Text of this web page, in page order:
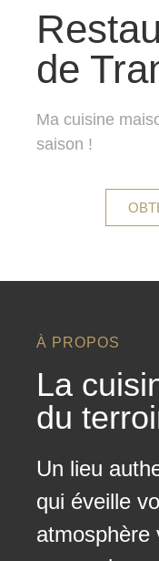
de
Ma cuisine
saison !
À PROPOS
La
du
Un lieu
qui éveille
atmosphère